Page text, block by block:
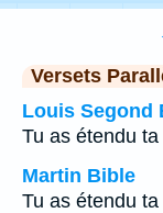
Versets
Louis Segond
Tu as étendu
Martin Bible
Tu as étendu